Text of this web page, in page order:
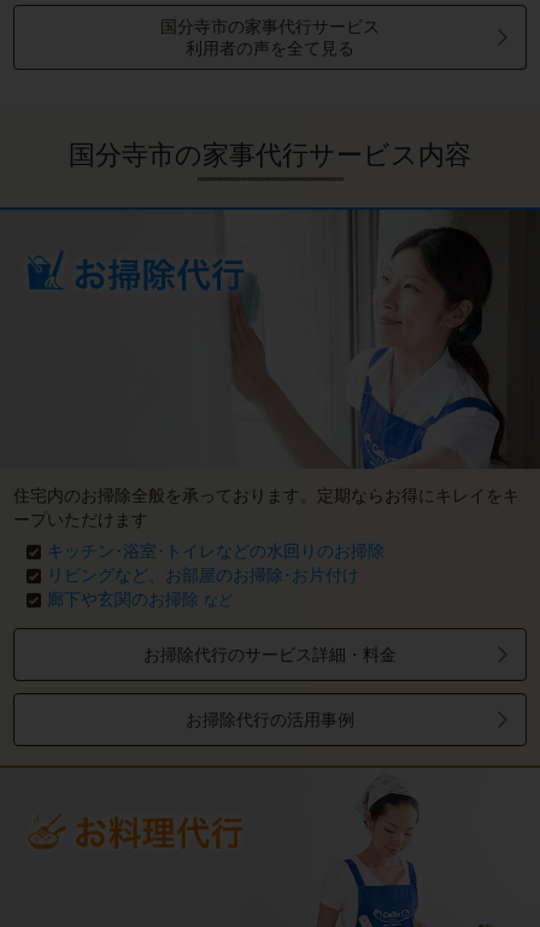
国分寺市の家事代行サービス
利用者の声を全て見る
国分寺市の家事代行サービス内容
住宅内のお掃除全般を承っております。定期ならお得にキレイをキ
ープいただけます
キッチン･浴室･トイレなどの水回りのお掃除
リビングなど、お部屋のお掃除･お片付け
廊下や玄関のお掃除 など
お掃除代行のサービス詳細・料金
お掃除代行の活用事例